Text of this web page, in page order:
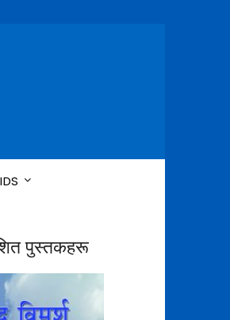
पुस्तकहरू